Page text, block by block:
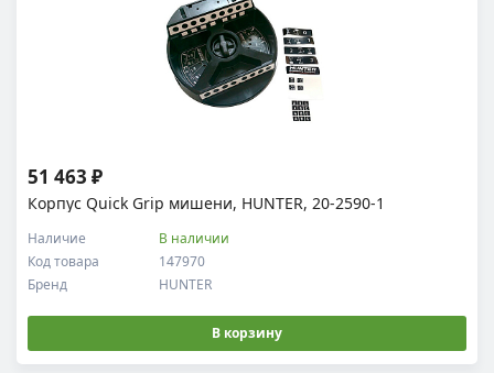
Корпус Quick Grip мишени, HUNTER, 20-2590-1
Код товара 147970
Наличие В наличии
Бренд HUNTER
51 463 ₽
В корзину